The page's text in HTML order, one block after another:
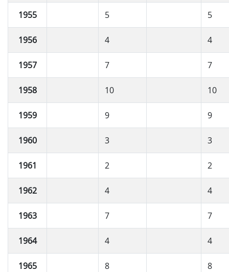
1955 5 5
1956 4 4
1957 7 7
1958 10 10
1959 9 9
1960 3 3
1961 2 2
1962 4 4
1963 7 7
1964 4 4
1965 8 8